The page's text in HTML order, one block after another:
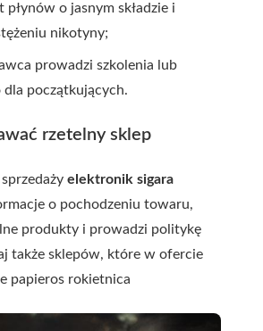
płynów o jasnym składzie i
nikotyny;
prowadzi szkolenia lub
początkujących.
rzetelny sklep
elektronik sigara
o pochodzeniu towaru,
produkty i prowadzi politykę
także sklepów, które w ofercie
papieros rokietnica